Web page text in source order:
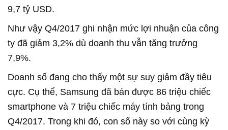
9,7 tỷ USD.
Như vậy Q4/2017 ghi nhận mức lợi nhuận của công
ty đã giảm 3,2% dù doanh thu vẫn tăng trưởng
7,9%.
Doanh số đang cho thấy một sự suy giảm đầy tiêu
cực. Cụ thể, Samsung đã bán được 86 triệu chiếc
smartphone và 7 triệu chiếc máy tính bảng trong
Q4/2017. Trong khi đó, con số này so với cùng kỳ